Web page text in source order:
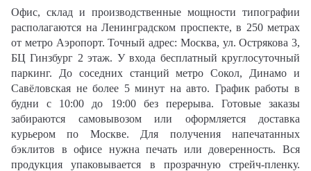
Офис, склад и производственные мощности типографии
располагаются на Ленинградском проспекте, в 250 метрах
от метро Аэропорт. Точный адрес: Москва, ул. Острякова 3,
БЦ Гинзбург 2 этаж. У входа бесплатный круглосуточный
паркинг. До соседних станций метро Сокол, Динамо и
Савёловская не более 5 минут на авто. График работы в
будни с 10:00 до 19:00 без перерыва. Готовые заказы
забираются самовывозом или оформляется доставка
курьером по Москве. Для получения напечатанных
бэклитов в офисе нужна печать или доверенность. Вся
продукция упаковывается в прозрачную стрейч-пленку.